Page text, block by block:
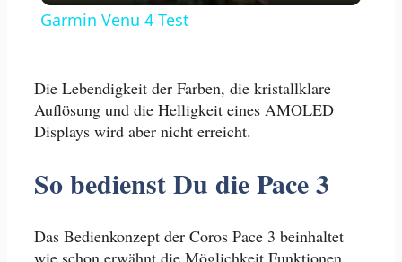
Garmin Venu 4 Test
Die Lebendigkeit der Farben, die kristallklare
Auflösung und die Helligkeit eines AMOLED
Displays wird aber nicht erreicht.
So bedienst Du die Pace 3
Das Bedienkonzept der Coros Pace 3 beinhaltet